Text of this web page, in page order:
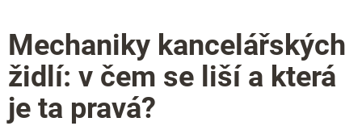
Mechaniky kancelářských
židlí: v čem se liší a která
je ta pravá?